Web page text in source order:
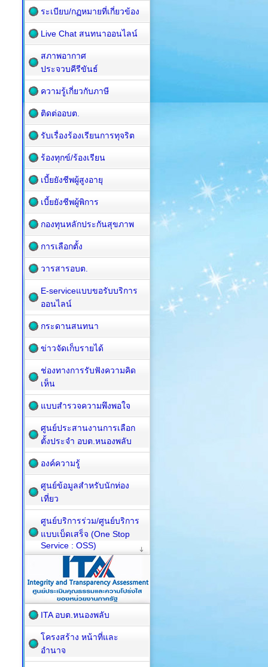
ระเบียบ/กฏหมายที่เกี่ยวข้อง
Live Chat สนทนาออนไลน์
สภาพอากาศ
ประจวบคีรีขันธ์
ความรู้เกี่ยวกับภาษี
ติดต่ออบต.
รับเรื่องร้องเรียนการทุจริต
ร้องทุกข์/ร้องเรียน
เบี้ยยังชีพผู้สูงอายุ
เบี้ยยังชีพผู้พิการ
กองทุนหลักประกันสุขภาพ
การเลือกตั้ง
วารสารอบต.
E-serviceแบบขอรับบริการ
ออนไลน์
กระดานสนทนา
ข่าวจัดเก็บรายได้
ช่องทางการรับฟังความคิด
เห็น
แบบสำรวจความพึงพอใจ
ศูนย์ประสานงานการเลือก
ตั้งประจำ อบต.หนองพลับ
องค์ความรู้
ศูนย์ข้อมูลสำหรับนักท่อง
เที่ยว
ศูนย์บริการร่วม/ศูนย์บริการ
แบบเบ็ดเสร็จ (One Stop
Service : OSS)
ITA อบต.หนองพลับ
โครงสร้าง หน้าที่และ
อำนาจ